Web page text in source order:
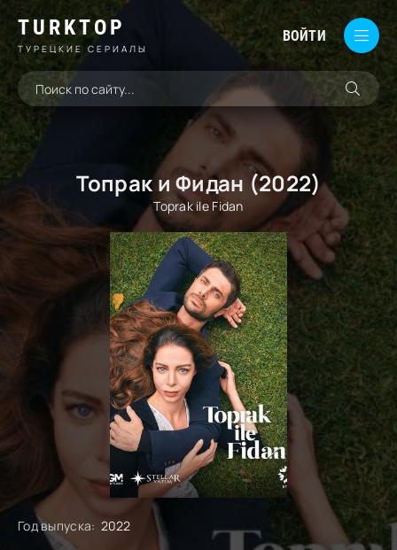
TURKTOP
ТУРЕЦКИЕ СЕРИАЛЫ
ВОЙТИ
Топрак и Фидан (2022)
Toprak ile Fidan
Год выпуска: 2022